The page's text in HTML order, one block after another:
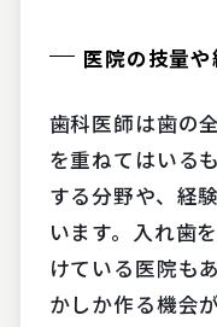
医院の技量
歯科医師は歯の
を重ねてはいる
する分野や、経
います。入れ歯
けている医院も
かしか作る機会